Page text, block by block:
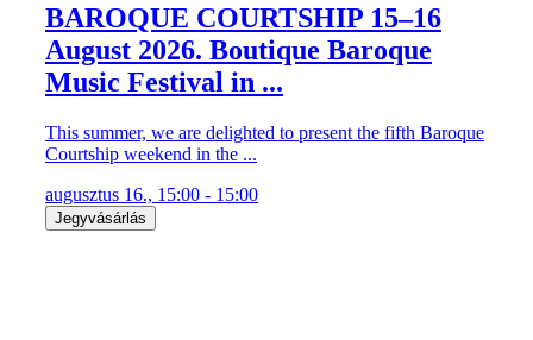
BAROQUE COURTSHIP 15–16
August 2026. Boutique Baroque
Music Festival in ...
This summer, we are delighted to present the fifth Baroque
Courtship weekend in the ...
augusztus 16., 15:00 - 15:00
Jegyvásárlás